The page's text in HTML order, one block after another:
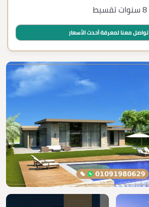
8 سنوات تقسيط
تواصل معنا لمعرفة أحدث الأسعار